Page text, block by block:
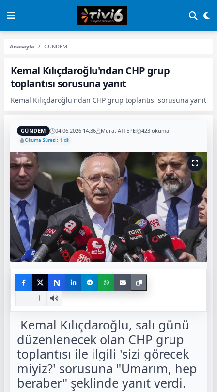
Anasayfa GÜNDEM
Kemal Kılıçdaroğlu'ndan CHP grup
toplantısı sorusuna yanıt
Kemal Kılıçdaroğlu'ndan CHP grup toplantısı sorusuna yanıt
GÜNDEM 04.06.2026 14:36 Murat ATTEPE 423 okuma
Okuma Süresi: 1 dk
N
Kemal Kılıçdaroğlu, salı günü
düzenlenecek olan CHP grup
toplantısı ile ilgili 'sizi görecek
miyiz?' sorusuna "Umarım, hep
beraber" şeklinde yanıt verdi.